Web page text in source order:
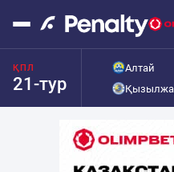
ҚПЛ
21-тур
Алтай